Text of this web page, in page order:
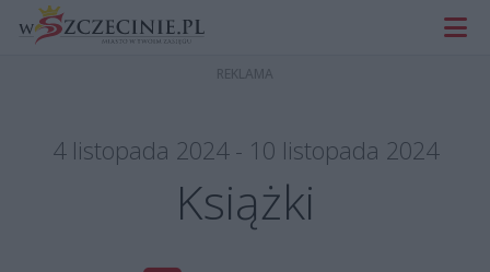
4 listopada 2024 - 10 listopada 2024
Książki